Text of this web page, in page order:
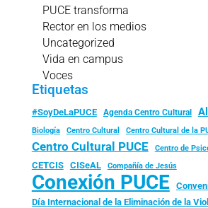
PUCE transforma
Rector en los medios
Uncategorized
Vida en campus
Voces
Etiquetas
#SoyDeLaPUCE Agenda Centro Cultural
Biología
Centro Cultural Centro Cultural de la
Centro Cultural PUCE Centro de
CETCIS CISeAL Compañía de Jesús
Conexión PUCE
Día Internacional de la Eliminación de la